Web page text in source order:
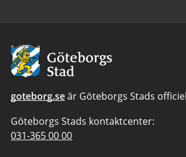
Avsändare:
Göteborgs
Stad
goteborg.seär Göteborgs Stads
Göteborgs Stads kontaktcenter:
Telefonnummer
031-365 00 00